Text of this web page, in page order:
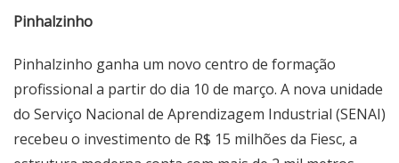
Pinhalzinho
Pinhalzinho ganha um novo centro de formação
profissional a partir do dia 10 de março. A nova unidade
do Serviço Nacional de Aprendizagem Industrial (SENAI)
recebeu o investimento de R$ 15 milhões da Fiesc, a